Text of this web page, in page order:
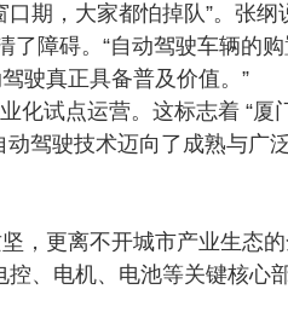
期，大家都怕掉队”。张
障碍。“自动驾驶车辆的
驾驶真正具备普及价值。”
试点运营。这标志着 “厦
驾驶技术迈向了成熟与广
，更离不开城市产业生态的
、电机、电池等关键核心